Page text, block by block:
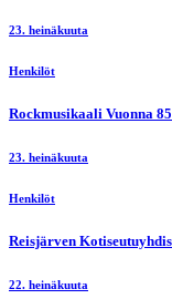
23. heinäkuuta
Henkilöt
Rockmusikaali Vuonna
23. heinäkuuta
Henkilöt
Reisjärven
22. heinäkuuta